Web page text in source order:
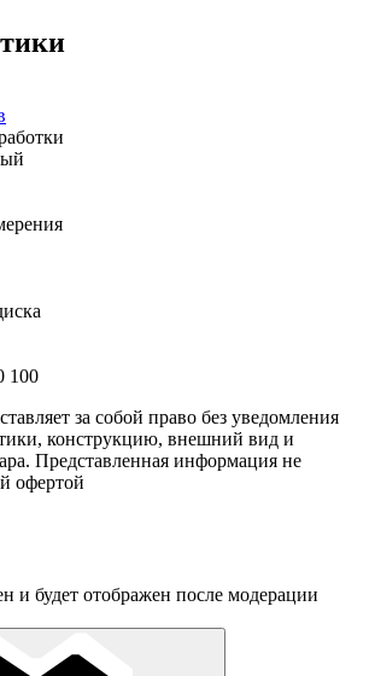
100
за собой право без уведомления
конструкцию, внешний вид и
Представленная информация не
офертой
и будет отображен после модерации